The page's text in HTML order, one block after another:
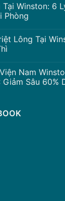
Winston: 6
Phòng
Lông Tại
Nam
Sâu 60%